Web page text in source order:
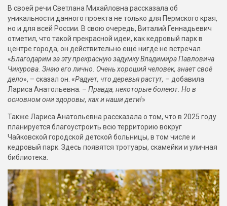
В своей речи Светлана Михайловна рассказала об
уникальности данного проекта не только для Пермского края,
но и для всей России. В свою очередь, Виталий Геннадьевич
отметил, что такой прекрасной идеи, как кедровый парк в
центре города, он действительно ещё нигде не встречал.
«Благодарим за эту прекрасную задумку Владимира Павловича
Чикурова. Знаю его лично. Очень хороший человек, знает своё
дело», – сказал он. «Радует, что деревья растут, – добавила
Лариса Анатольевна. – Правда, некоторые болеют. Но в
основном они здоровы, как и наши дети!»
Также Лариса Анатольевна рассказала о том, что в 2025 году
планируется благоустроить всю территорию вокруг
Чайковской городской детской больницы, в том числе и
кедровый парк. Здесь появятся тротуары, скамейки и уличная
библиотека.